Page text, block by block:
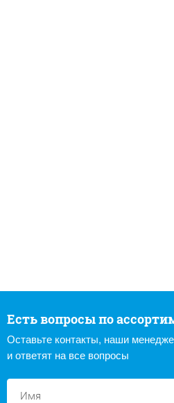
Есть вопросы по
Оставьте контакты, наши
и ответят на все вопросы